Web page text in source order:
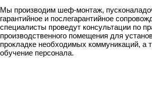
Мы производим шеф-монтаж,
гарантийное и послегарантийное
специалисты проведут консультации по
производственного помещения для
прокладке необходимых коммуникаций, а
обучение персонала.